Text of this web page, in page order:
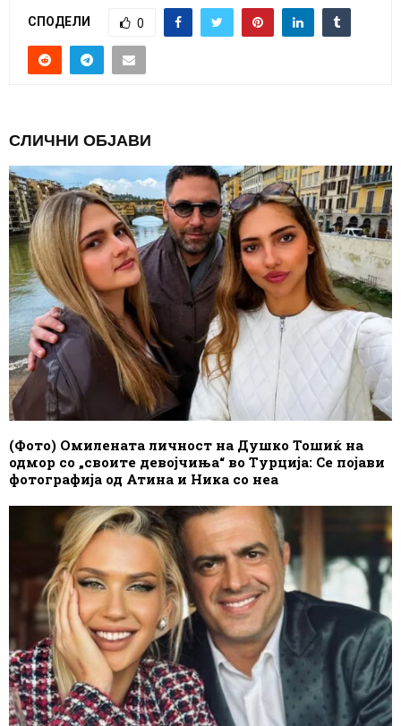
СПОДЕЛИ 0
СЛИЧНИ ОБЈАВИ
(Фото) Омилената личност на Душко Тошиќ на
одмор со „своите девојчиња“ во Турција: Се појави
фотографија од Атина и Ника со неа